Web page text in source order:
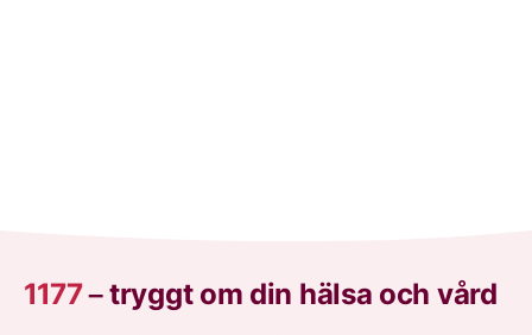
1177–tryggt om din hälsa och vård